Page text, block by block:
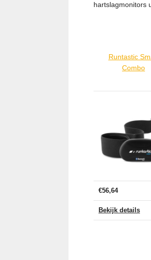
hartslagmonitors
Runtastic
Combo
€56,64
Bekijk details